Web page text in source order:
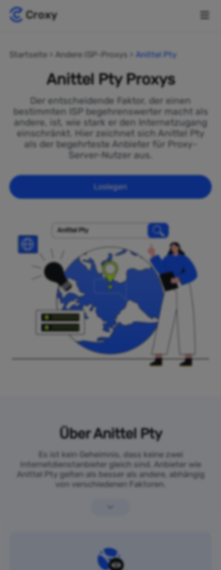
Startseite Andere ISP-Proxys Anittel Pty
Anittel Pty Proxys
Der entscheidende Faktor, der einen
bestimmten ISP begehrenswerter macht als
andere, ist, wie stark er den Internetzugang
einschränkt. Hier zeichnet sich Anittel Pty
als der begehrteste Anbieter für Proxy-
Server-Nutzer aus.
Loslegen
Anittel Pty
Über Anittel Pty
Es ist kein Geheimnis, dass keine zwei
Internetdienstanbieter gleich sind. Anbieter wie
Anittel Pty gelten als besser als andere, abhängig
von verschiedenen Faktoren.